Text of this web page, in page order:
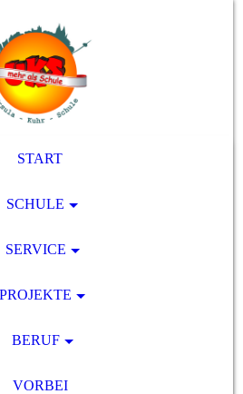
START
SCHULE
SERVICE
PROJEKTE
BERUF
VORBEI